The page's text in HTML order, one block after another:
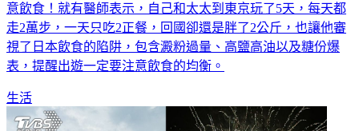
意飲食！就有醫師表示，自己和太太到東京玩了5天，每天都
走2萬步，一天只吃2正餐，回國卻還是胖了2公斤，也讓他審
視了日本飲食的陷阱，包含澱粉過量、高鹽高油以及糖份爆
表，提醒出遊一定要注意飲食的均衡。
生活